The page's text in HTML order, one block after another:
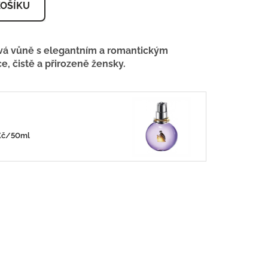
vůně s elegantním a romantickým
čistě a přirozeně žensky.
50ml